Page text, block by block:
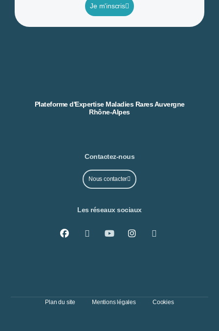
Je m'inscris
Plateforme d'Expertise Maladies Rares Auvergne
Rhône-Alpes
Contactez-nous
Nous contacter
Les réseaux sociaux
Plan du site Mentions légales Cookies